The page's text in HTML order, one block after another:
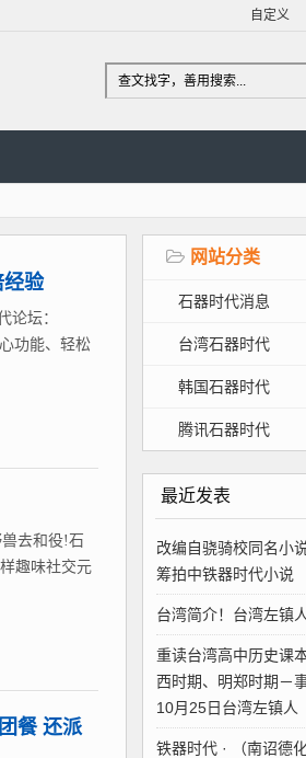
自定义
验
论坛：
功能、轻松
去和役!石
趣味社交元
餐 还派
网站分类
石器时代消息
台湾石器时代
韩国石器时代
腾讯石器时代
最近发表
改编自骁骑校同名小
筹拍中铁器时代小说
台湾简介！台湾左镇人
重读台湾高中历史课
西时期、明郑时期－
10月25日台湾左镇人
铁器时代 · （南诏德